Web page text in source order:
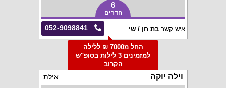
6
חדרים
052-9098841 איש קשר:בת חן / שי
החל מ7000 ₪ ללילה
למזמינים 3 לילות בסופ"ש
הקרוב
וילה יוקה אילת